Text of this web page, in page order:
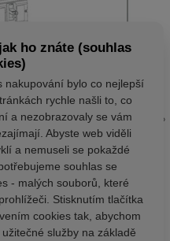
ho znáte (souhlas
nakupování bylo co nejlepší
rychle našli to, co
a nezobrazovaly se vám
Abyste web viděli
a nemuseli se pokaždé
souhlas se
- malých souborů, které
Stisknutím tlačítka
cookies tak, abychom
služby na základě